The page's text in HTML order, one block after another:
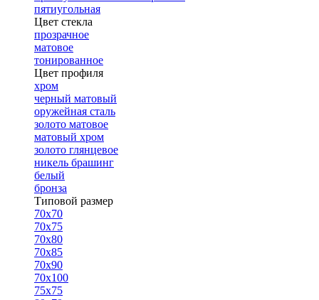
пятиугольная
Цвет стекла
прозрачное
матовое
тонированное
Цвет профиля
хром
черный матовый
оружейная сталь
золото матовое
матовый хром
золото глянцевое
никель брашинг
белый
бронза
Типовой размер
70х70
70х75
70х80
70х85
70х90
70х100
75х75